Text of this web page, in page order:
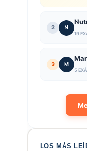
2 N
19
3 M
5
LOS MÁS